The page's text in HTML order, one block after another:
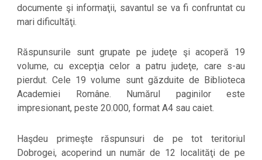
documente şi informaţii, savantul se va fi confruntat cu
mari dificultăţi.
Răspunsurile sunt grupate pe judeţe şi acoperă 19
volume, cu excepţia celor a patru judeţe, care s-au
pierdut. Cele 19 volume sunt găzduite de Biblioteca
Academiei Române. Numărul paginilor este
impresionant, peste 20.000, format A4 sau caiet.
Haşdeu primeşte răspunsuri de pe tot teritoriul
Dobrogei, acoperind un număr de 12 localităţi de pe